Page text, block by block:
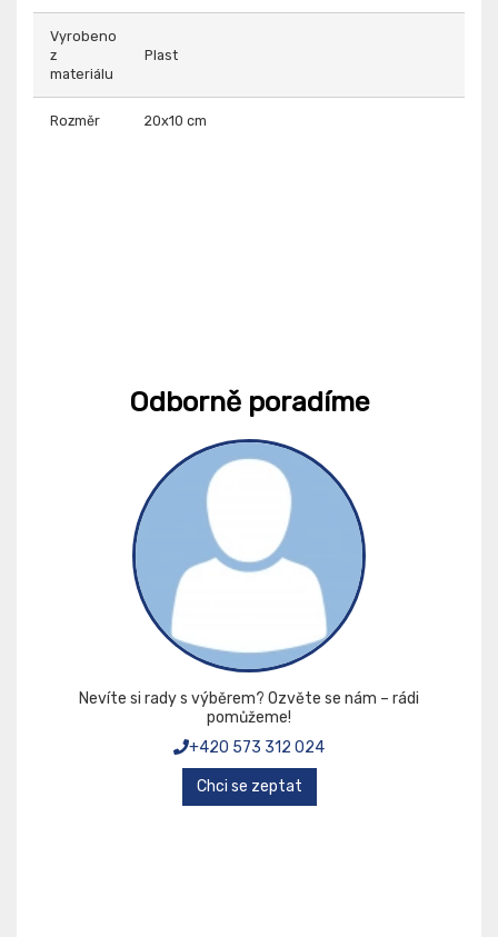
Vyrobeno
z
materiálu
Plast
Rozměr 20x10 cm
Odborně poradíme
Nevíte si rady s výběrem? Ozvěte se nám – rádi
pomůžeme!
+420 573 312 024
Chci se zeptat